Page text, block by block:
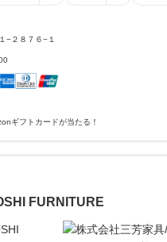
−２８７６−１
ギフトカードが当たる！
FURNITURE